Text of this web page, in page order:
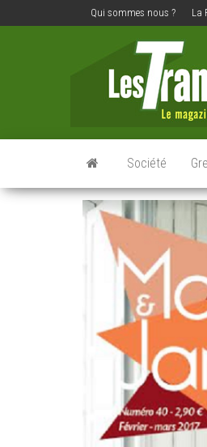
Qui sommes nous ? La
Société